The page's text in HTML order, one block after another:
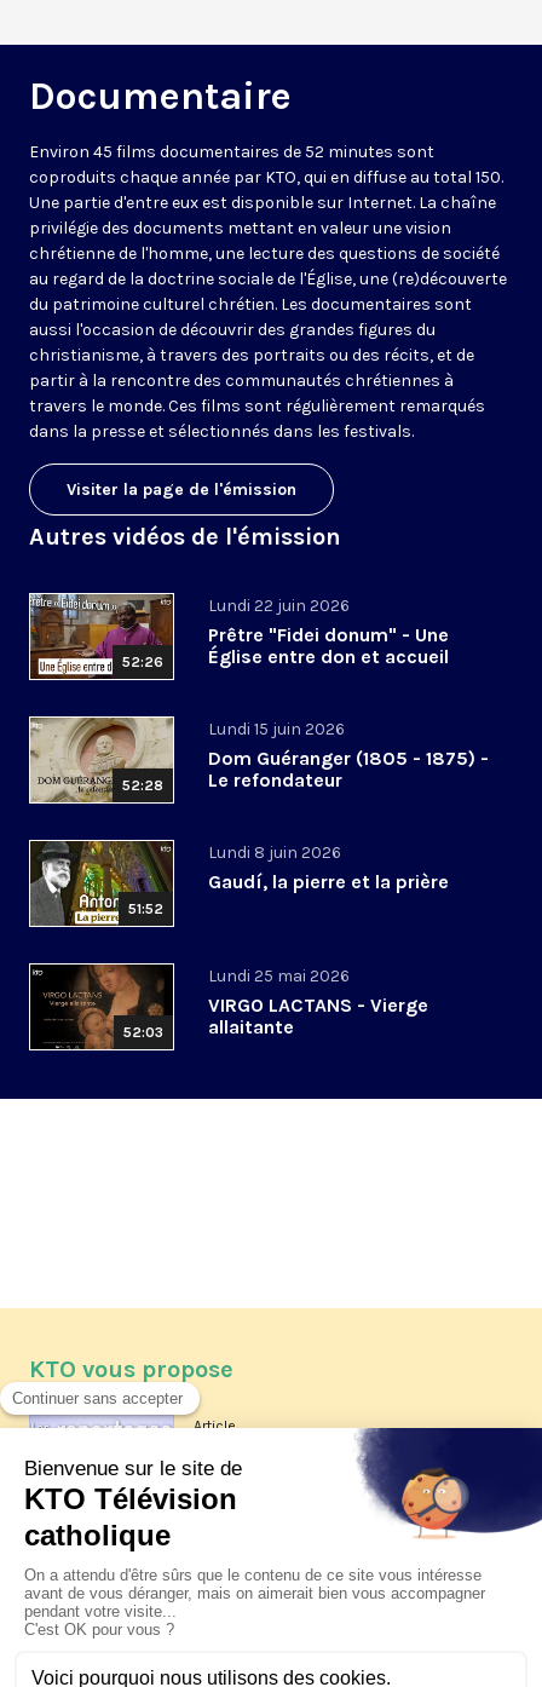
Documentaire
Environ 45 films documentaires de 52 minutes sont
coproduits chaque année par KTO, qui en diffuse au total 150.
Une partie d'entre eux est disponible sur Internet. La chaîne
privilégie des documents mettant en valeur une vision
chrétienne de l'homme, une lecture des questions de société
au regard de la doctrine sociale de l'Église, une (re)découverte
du patrimoine culturel chrétien. Les documentaires sont
aussi l'occasion de découvrir des grandes figures du
christianisme, à travers des portraits ou des récits, et de
partir à la rencontre des communautés chrétiennes à
travers le monde. Ces films sont régulièrement remarqués
dans la presse et sélectionnés dans les festivals.
Visiter la page de l'émission
Autres vidéos de l'émission
52:26
Lundi 22 juin 2026
Prêtre "Fidei donum" - Une
Église entre don et accueil
52:28
Lundi 15 juin 2026
Dom Guéranger (1805 - 1875) -
Le refondateur
51:52
Lundi 8 juin 2026
Gaudí, la pierre et la prière
52:03
Lundi 25 mai 2026
VIRGO LACTANS - Vierge
allaitante
KTO vous propose
Article
Les reportages d'été 2026 de KTO
La visite pastorale du pape Léon
XIV à Assise à suivre sur KTO le
jeudi 6 août
Le pape en Uruguay, Argentine et